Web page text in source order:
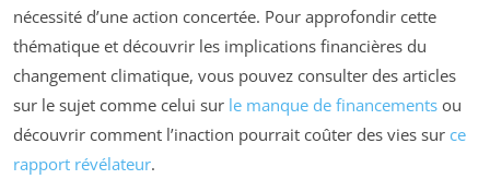
nécessité d’une action concertée. Pour approfondir cette
thématique et découvrir les implications financières du
changement climatique, vous pouvez consulter des articles
sur le sujet comme celui sur le manque de financements ou
découvrir comment l’inaction pourrait coûter des vies sur ce
rapport révélateur.